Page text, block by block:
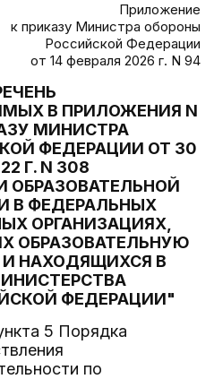
Приложение
к приказу Министра обороны
Российской Федерации
от 14 февраля 2026 г. N 94
В ПРИЛОЖЕНИЯ N
МИНИСТРА
ФЕДЕРАЦИИ ОТ 30
Г. N 308
ОБРАЗОВАТЕЛЬНОЙ
В ФЕДЕРАЛЬНЫХ
ОРГАНИЗАЦИЯХ,
ОБРАЗОВАТЕЛЬНУЮ
НАХОДЯЩИХСЯ В
ФЕДЕРАЦИИ"
5 Порядка
по